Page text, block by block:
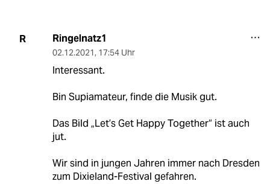
R Ringelnatz1
02.12.2021, 17:54 Uhr
Interessant.
Bin Supiamateur, finde die Musik gut.
Das Bild „Let’s Get Happy Together“ ist auch
jut.
Wir sind in jungen Jahren immer nach Dresden
zum Dixieland-Festival gefahren.